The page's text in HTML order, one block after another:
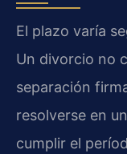
El plazo varía
Un divorcio no
separación
resolverse en
cumplir el